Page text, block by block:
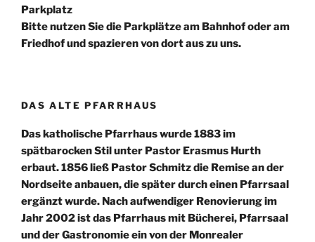
Parkplatz
Bitte nutzen Sie die Parkplätze am Bahnhof oder am
Friedhof und spazieren von dort aus zu uns.
DAS ALTE PFARRHAUS
Das katholische Pfarrhaus wurde 1883 im
spätbarocken Stil unter Pastor Erasmus Hurth
erbaut. 1856 ließ Pastor Schmitz die Remise an der
Nordseite anbauen, die später durch einen Pfarrsaal
ergänzt wurde. Nach aufwendiger Renovierung im
Jahr 2002 ist das Pfarrhaus mit Bücherei, Pfarrsaal
und der Gastronomie ein von der Monrealer